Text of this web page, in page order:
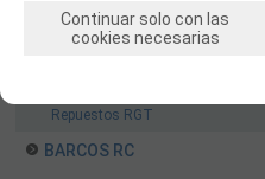
Repuestos Yokomo
Repuestos ARRMA
Repuestos RGT
BARCOS RC
Continuar solo con las
cookies necesarias